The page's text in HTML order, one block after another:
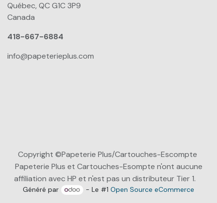
Québec, QC G1C 3P9
Canada
418-667-6884
info@papeterieplus.com
Copyright ©Papeterie Plus/Cartouches-Escompte
Papeterie Plus et Cartouches-Esompte n'ont aucune
affiliation avec HP et n'est pas un distributeur Tier 1.
Généré par - Le #1Open Source eCommerce